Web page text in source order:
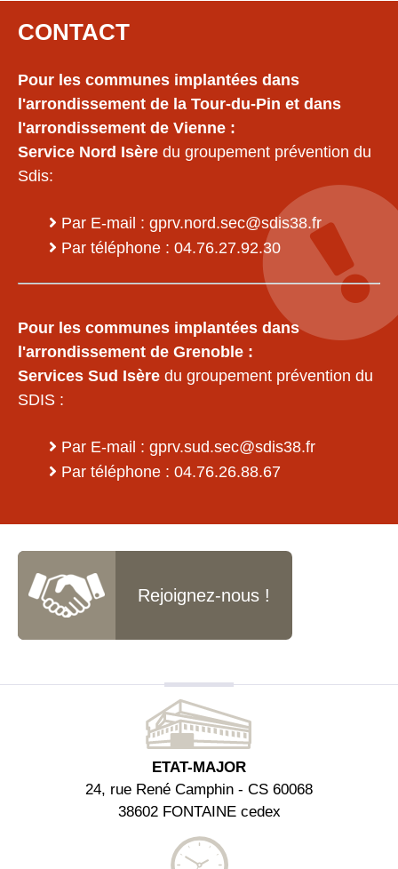
CONTACT
Pour les communes implantées dans
l'arrondissement de la Tour-du-Pin et dans
l'arrondissement de Vienne :
Service Nord Isère du groupement prévention du
Sdis:
Par E-mail : gprv.nord.sec@sdis38.fr
Par téléphone : 04.76.27.92.30
Pour les communes implantées dans
l'arrondissement de Grenoble :
Services Sud Isère du groupement prévention du
SDIS :
Par E-mail : gprv.sud.sec@sdis38.fr
Par téléphone : 04.76.26.88.67
Rejoignez-nous !
ETAT-MAJOR
24, rue René Camphin - CS 60068
38602 FONTAINE cedex